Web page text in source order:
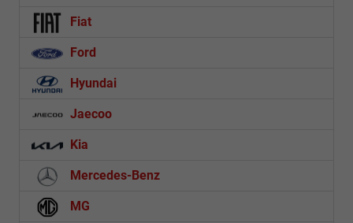
Fiat
Ford
Hyundai
Jaecoo
Kia
Mercedes-Benz
MG